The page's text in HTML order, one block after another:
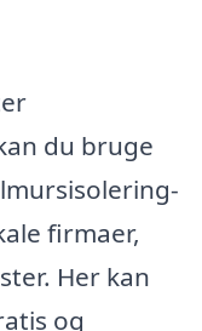
du bruge
firmaer,
Her kan
og